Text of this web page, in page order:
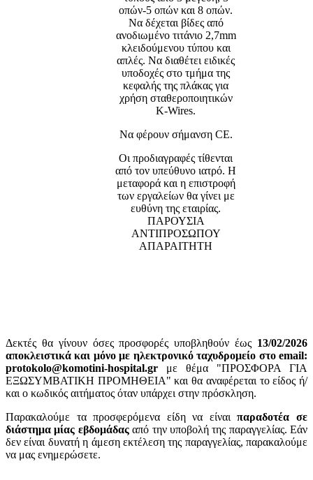
οπών-5 οπών και 8 οπών.
Να δέχεται βίδες από
ανοδιωμένο τιτάνιο 2,7mm
κλειδούμενου τύπου και
απλές. Να διαθέτει ειδικές
υποδοχές στο τμήμα της
κεφαλής της πλάκας για
χρήση σταθεροποιητικών
K-Wires.
Να φέρουν σήμανση CE.
Οι προδιαγραφές τίθενται
από τον υπεύθυνο ιατρό. Η
μεταφορά και η επιστροφή
των εργαλείων θα γίνει με
ευθύνη της εταιρίας.
ΠΑΡΟΥΣΙΑ
ΑΝΤΙΠΡΟΣΩΠΟΥ
ΑΠΑΡΑΙΤΗΤΗ
Δεκτές θα γίνουν όσες προσφορές υποβληθούν έως 13/02/2026
αποκλειστικά και μόνο με ηλεκτρονικό ταχυδρομείο στο email:
protokolo@komotini-hospital.gr με θέμα "ΠΡΟΣΦΟΡΑ ΓΙΑ
ΕΞΩΣΥΜΒΑΤΙΚΗ ΠΡΟΜΗΘΕΙΑ" και θα αναφέρεται το είδος ή/
και ο κωδικός αιτήματος όταν υπάρχει στην πρόσκληση.
Παρακαλούμε τα προσφερόμενα είδη να είναιπαραδοτέα σε
διάστημα μίας εβδομάδαςαπό την υποβολή της παραγγελίας. Εάν
δεν είναι δυνατή η άμεση εκτέλεση της παραγγελίας, παρακαλούμε
να μας ενημερώσετε.